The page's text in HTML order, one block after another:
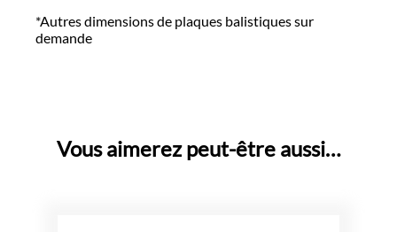
*Autres dimensions de plaques balistiques sur
demande
Vous aimerez peut-être aussi…